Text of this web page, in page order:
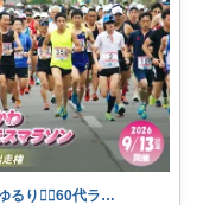
ゆるり🏃‍♀️60代ラン＆ウォーク